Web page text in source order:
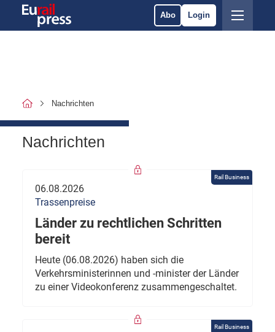
Abo Login
Nachrichten
Nachrichten
Rail Business
06.08.2026
Trassenpreise
Länder zu rechtlichen Schritten
bereit
Heute (06.08.2026) haben sich die
Verkehrsministerinnen und -minister der Länder
zu einer Videokonferenz zusammengeschaltet.
Rail Business